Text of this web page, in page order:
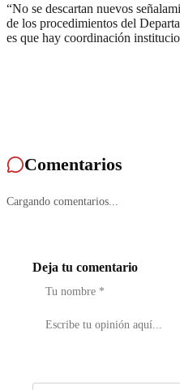
“No se descartan nuevos
de los procedimientos del
es que hay coordinación
Comentarios
Cargando comentarios...
Deja tu comentario